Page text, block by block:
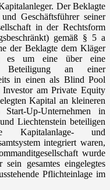
Der Beklagte
Geschäftsführer seiner
in der Rechtsform
gemäß § 5 a
der Beklagte dem Kläger
es um eine über eine
Beteiligung an einer
in einen als Blind Pool
am Private Equity
Kapital an kleineren
Up-Unternehmen in
Liechtenstein beteiligen
Kapitalanlage- und
integriert waren,
wurde
gesamtes eingelegtes
Pflichteinlage im